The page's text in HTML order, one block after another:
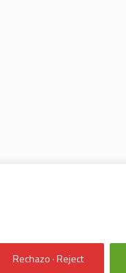
Rechazo · Reject